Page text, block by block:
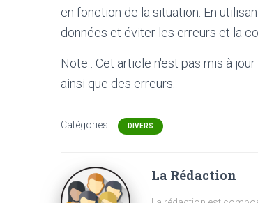
en fonction de la situation. En
données et éviter les erreurs et la
Note : Cet article n'est pas mis à
ainsi que des erreurs.
Catégories : DIVERS
La Rédaction